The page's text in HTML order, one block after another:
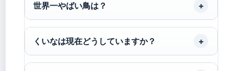
世界一やばい鳥は？
くいなは現在どうしていますか？